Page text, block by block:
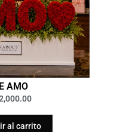
AMO
al carrito